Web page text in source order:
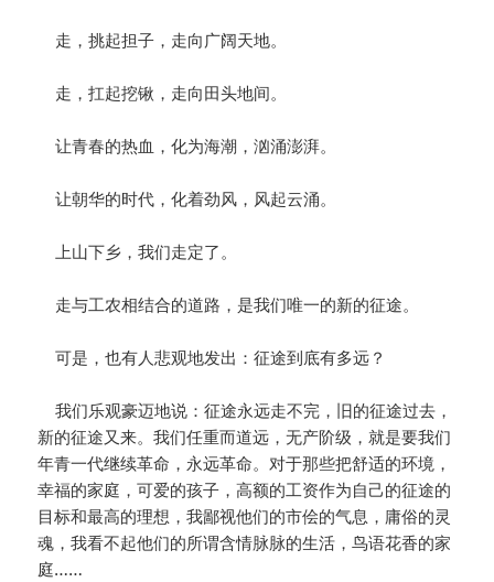
走，挑起担子，走向广阔天地。
走，扛起挖锹，走向田头地间。
让青春的热血，化为海潮，汹涌澎湃。
让朝华的时代，化着劲风，风起云涌。
上山下乡，我们走定了。
走与工农相结合的道路，是我们唯一的新的征途。
可是，也有人悲观地发出：征途到底有多远？
我们乐观豪迈地说：征途永远走不完，旧的征途过去，
新的征途又来。我们任重而道远，无产阶级，就是要我们
年青一代继续革命，永远革命。对于那些把舒适的环境，
幸福的家庭，可爱的孩子，高额的工资作为自己的征途的
目标和最高的理想，我鄙视他们的市侩的气息，庸俗的灵
魂，我看不起他们的所谓含情脉脉的生活，鸟语花香的家
庭……